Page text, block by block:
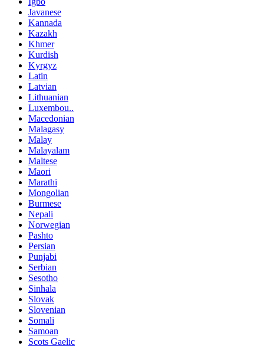
Javanese
Kannada
Kazakh
Khmer
Kurdish
Kyrgyz
Latin
Latvian
Lithuanian
Luxembou..
Macedonian
Malagasy
Malay
Malayalam
Maltese
Maori
Marathi
Mongolian
Burmese
Nepali
Norwegian
Pashto
Persian
Punjabi
Serbian
Sesotho
Sinhala
Slovak
Slovenian
Somali
Samoan
Scots Gaelic